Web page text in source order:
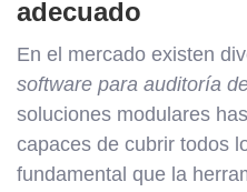
adecuado
En el mercado existen
software para auditoría
soluciones modulares
capaces de cubrir todos
fundamental que la